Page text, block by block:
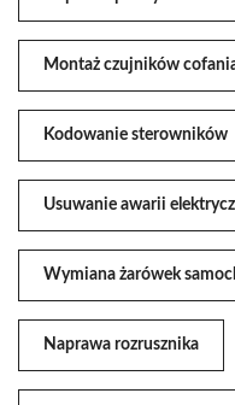
Montaż czujników
Kodowanie sterowników
Usuwanie awarii
Wymiana żarówek
Naprawa rozrusznika